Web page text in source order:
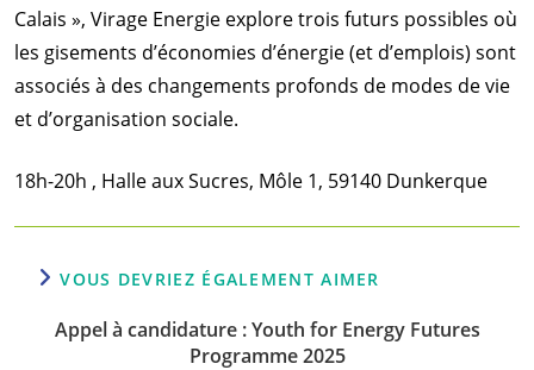
Calais », Virage Energie explore trois futurs possibles où
les gisements d’économies d’énergie (et d’emplois) sont
associés à des changements profonds de modes de vie
et d’organisation sociale.
18h-20h , Halle aux Sucres, Môle 1, 59140 Dunkerque
VOUS DEVRIEZ ÉGALEMENT AIMER
Appel à candidature : Youth for Energy Futures
Programme 2025